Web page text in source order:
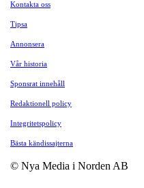
Kontakta oss
Tipsa
Annonsera
Vår historia
Sponsrat innehåll
Redaktionell policy
Integritetspolicy
Bästa kändissajterna
© Nya Media i Norden AB